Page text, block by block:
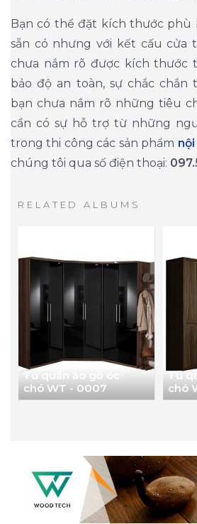
Bạn có thể đặt kích thước phù
sẵn có nhưng với kết cấu cửa
chưa nắm rõ được kích thước
bảo độ an toàn, sự chắc chắn
bạn chưa nắm rõ những tiêu
cần có sự hỗ trợ từ những
trong thi công các sản phẩm
chúng tôi qua số điện thoại:
RELATED ALBUMS
Tủ quần áo gỗ óc
chó WT - 0007
Tủ
chó